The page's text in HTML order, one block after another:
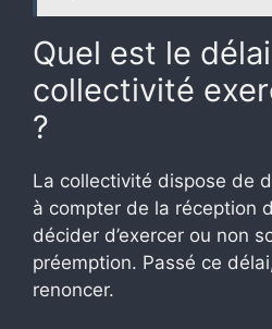
Quel est le
collectivité
?
La collectivité dispose de
à compter de la réception
décider d’exercer ou non
préemption. Passé ce
renoncer.